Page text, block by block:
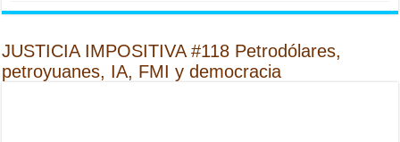
JUSTICIA IMPOSITIVA #118 Petrodólares,
petroyuanes, IA, FMI y democracia